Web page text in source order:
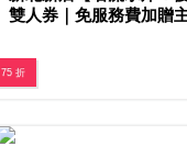
雙人券｜免服務費加贈
75 折